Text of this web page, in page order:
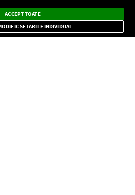
CONFIDENŢIALITATE
știri și alerte
×
ACCEPT TOATE
SETARILE INDIVIDUAL